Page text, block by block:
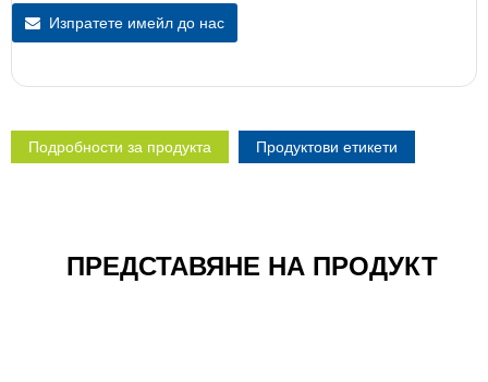
Изпратете имейл до нас
Подробности за продукта Продуктови етикети
ПРЕДСТАВЯНЕ НА ПРОДУКТ